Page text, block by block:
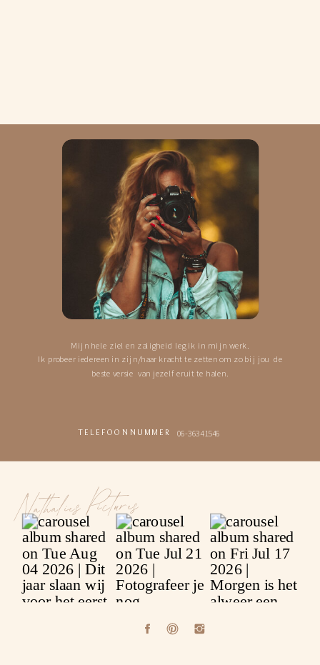
Nathalies Pictures
06-36341546
TELEFOONNUMMER
Mijn hele ziel en zaligheid leg ik in mijn werk.
Ik probeer iedereen in zijn/haar kracht te zetten om zo bij jou de
beste versie van jezelf eruit te halen.